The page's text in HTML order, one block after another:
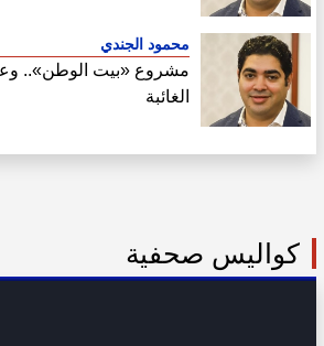
محمود الجندي
مشروع «بيت الوطن»..
الغائبة
كواليس صحفية